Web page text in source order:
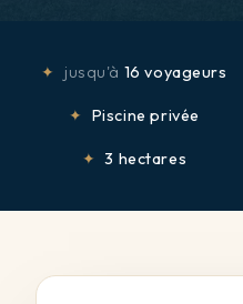
✦ jusqu'à 16 voyageurs
✦ Piscine privée
✦ 3 hectares